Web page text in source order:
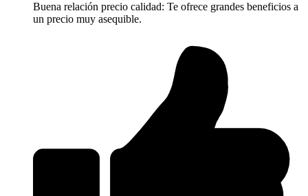
Buena relación precio calidad: Te ofrece grandes beneficios a
un precio muy asequible.